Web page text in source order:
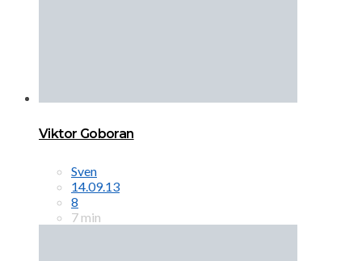
Viktor Goboran
Sven
14.09.13
8
7 min